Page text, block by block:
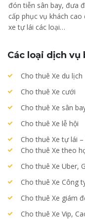
đón tiễn sân bay, đưa
cấp phục vụ khách
xe tự lái các loại…
Các loại dịch vụ
Cho thuê Xe du lịch
Cho thuê Xe cưới
Cho thuê Xe sân
Cho thuê Xe lễ hội
Cho thuê Xe tự lái
Cho thuê Xe theo
Cho thuê Xe Uber,
Cho thuê Xe Công
Cho thuê Xe giám
Cho thuê Xe Vip,